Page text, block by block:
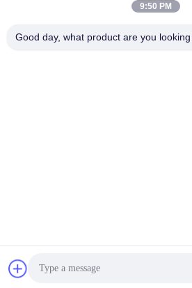
La Cina va bene. Qualità tornello a
2026 Turboo Automation Co., Ltd
9:50 PM
Good day, what product are you